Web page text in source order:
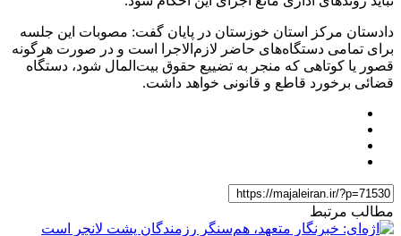
دادستان مرکز استان خوزستان در پایان گفت: مصوبات این جلسه
برای تمامی دستگاه‌های حاضر لازم‌الاجرا است و در صورت هرگونه
قصور یا کوتاهی که منجر به تضییع حقوق بیت‌المال شود، دستگاه
قضائی برخورد قاطع و قانونی خواهد داشت.
مطالب مرتبط